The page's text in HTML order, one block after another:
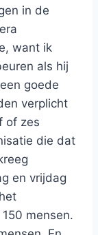
in de
want ik
als hij
goede
verplicht
of zes
die dat
en vrijdag
mensen.